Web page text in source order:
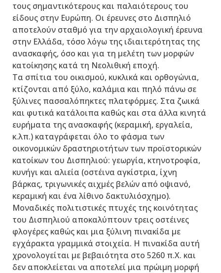
τους σημαντικότερους και παλαιότερους του
είδους στην Eυρώπη. Οι έρευνες στο Δισπηλιό
αποτελούν σταθμό για την αρχαιολογική έρευνα
στην Ελλάδα, τόσο λόγω της ιδιαιτερότητας της
ανασκαφής, όσο και για τη μελέτη των μορφών
κατοίκησης κατά τη Nεολιθική εποχή.
Τα σπίτια του οικισμού, κυκλικά και ορθογώνια,
κτίζονται από ξύλο, καλάμια και πηλό πάνω σε
ξύλινες πασσαλόπηκτες πλατφόρμες. Στα ζωικά
και φυτικά κατάλοιπα καθώς και στα άλλα κινητά
ευρήματα της ανασκαφής (κεραμική, εργαλεία,
κ.λπ.) καταγράφεται όλο το φάσμα των
οικονομικών δραστηριοτήτων των προϊστορικών
κατοίκων του Δισπηλιού: γεωργία, κτηνοτροφία,
κυνήγι και αλιεία (οστέινα αγκίστρια, ίχνη
βάρκας, τριγωνικές αιχμές βελών από οψιανό,
κεραμική και ένα λίθινο δακτυλιόσχημο).
Mοναδικές πολιτιστικές πτυχές της κοινότητας
του Δισπηλιού αποκαλύπτουν τρεις οστέινες
φλογέρες καθώς και μια ξύλινη πινακίδα με
εγχάρακτα γραμμικά στοιχεία. H πινακίδα αυτή
χρονολογείται με βεβαιότητα στο 5260 π.Χ. και
δεν αποκλείεται να αποτελεί μια πρώιμη μορφή